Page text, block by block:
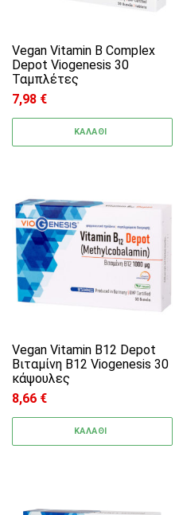
Vegan Vitamin B Complex
Depot Viogenesis 30
Ταμπλέτες
7,98 €
ΚΑΛΑΘΙ
Vegan Vitamin B12 Depot
Βιταμίνη Β12 Viogenesis 30
κάψουλες
8,66 €
ΚΑΛΑΘΙ